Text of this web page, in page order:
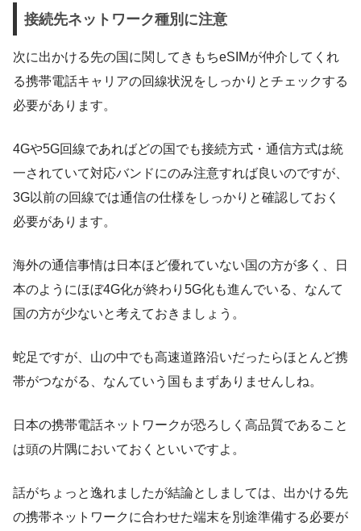
接続先ネットワーク種別に注意
次に出かける先の国に関してきもちeSIMが仲介してくれ
る携帯電話キャリアの回線状況をしっかりとチェックする
必要があります。
4Gや5G回線であればどの国でも接続方式・通信方式は統
一されていて対応バンドにのみ注意すれば良いのですが、
3G以前の回線では通信の仕様をしっかりと確認しておく
必要があります。
海外の通信事情は日本ほど優れていない国の方が多く、日
本のようにほぼ4G化が終わり5G化も進んでいる、なんて
国の方が少ないと考えておきましょう。
蛇足ですが、山の中でも高速道路沿いだったらほとんど携
帯がつながる、なんていう国もまずありませんしね。
日本の携帯電話ネットワークが恐ろしく高品質であること
は頭の片隅においておくといいですよ。
話がちょっと逸れましたが結論としましては、出かける先
の携帯ネットワークに合わせた端末を別途準備する必要が